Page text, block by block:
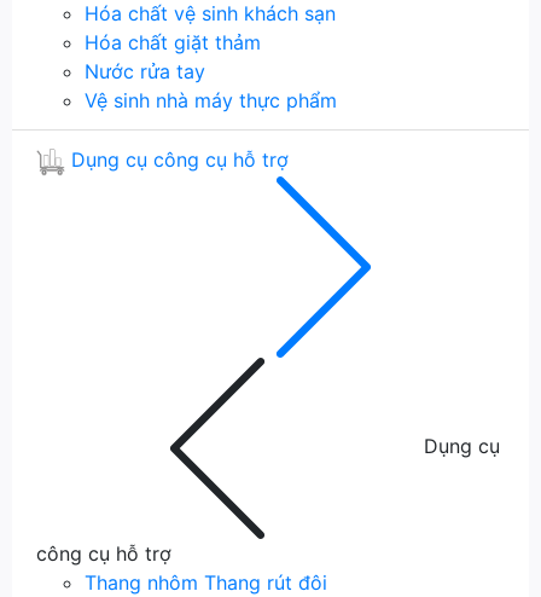
Hóa chất vệ sinh khách sạn
Hóa chất giặt thảm
Nước rửa tay
Vệ sinh nhà máy thực phẩm
Dụng cụ công cụ hỗ trợ
Dụng cụ
công cụ hỗ trợ
Thang nhôm Thang rút đôi